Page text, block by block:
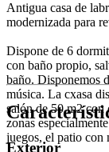
Antigua casa de
modernizada para
Dispone de 6
con baño propio,
baño. Disponemos
música. La cxasa
salón de 50 m2 con
zonas
juegos, el patio con
Exterior